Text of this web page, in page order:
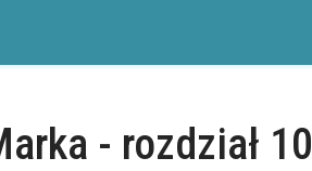
- rozdział 10